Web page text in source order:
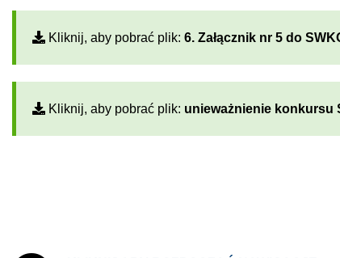
Kliknij, aby pobrać plik: 6. Załącznik nr 5 do
Kliknij, aby pobrać plik: unieważnienie konkursu